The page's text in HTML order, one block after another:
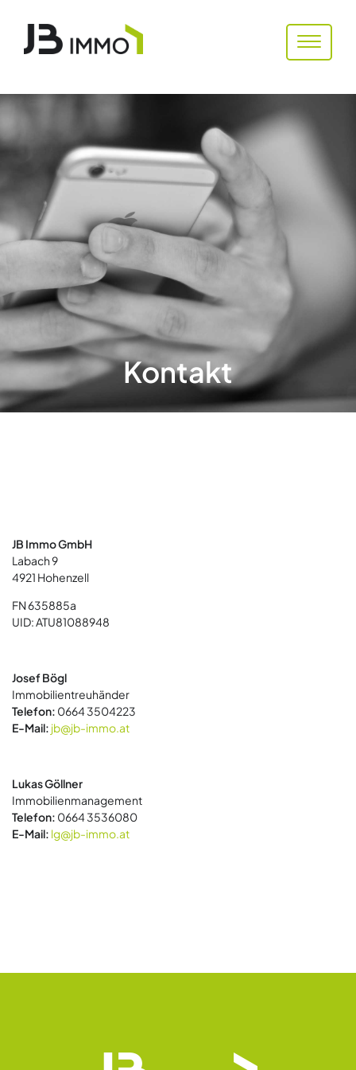
Kontakt
JB Immo GmbH
Labach 9
4921 Hohenzell
FN 635885a
UID: ATU81088948
Josef Bögl
Immobilientreuhänder
Telefon: 0664 3504223
E-Mail: jb@jb-immo.at
Lukas Göllner
Immobilienmanagement
Telefon: 0664 3536080
E-Mail: lg@jb-immo.at